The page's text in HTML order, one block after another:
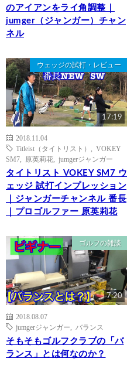
のアイアンをライ角調整｜
jumger（ジャンガー）チャン
ネル
ウェッジの試打・レビュー
17:19
2018.11.04
Titleist（タイトリスト）
VOKEY
SM7
原英莉花 jumgerジャンガー
タイトリスト VOKEY SM7 ウ
ェッジ 試打インプレッション
｜ジャンガーチャンネル 番長
｜プロゴルファー 原英莉花
ゴルフの雑談
7:20
2018.08.07
jumgerジャンガー
バランス
そもそもゴルフクラブの「バ
ランス」とは何なのか？